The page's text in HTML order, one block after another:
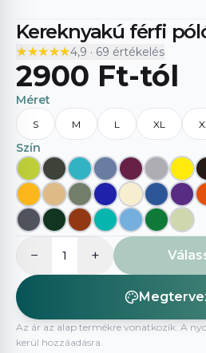
Adatvédelmi nyilatkozat
Kereknyakú férfi
★★★★★
★★★★★4,9 · 69 értékelés
2900 Ft-tól
Méret
S M L XL
Szín
− 1 +
Az ár az alap termékre vonatkozik. A
kerül hozzáadásra.